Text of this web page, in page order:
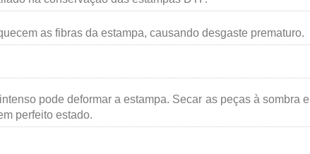
as fibras da estampa, causando desgaste prematuro.
pode deformar a estampa. Secar as peças à sombra e
perfeito estado.